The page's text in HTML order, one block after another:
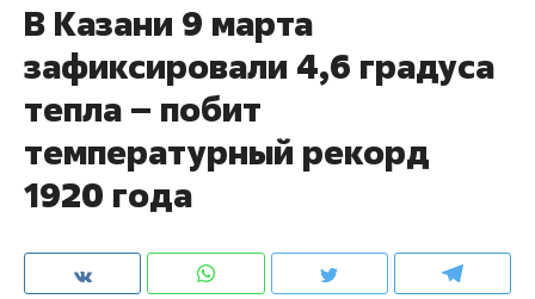
В Казани 9 марта
зафиксировали 4,6 градуса
тепла – побит
температурный рекорд
1920 года